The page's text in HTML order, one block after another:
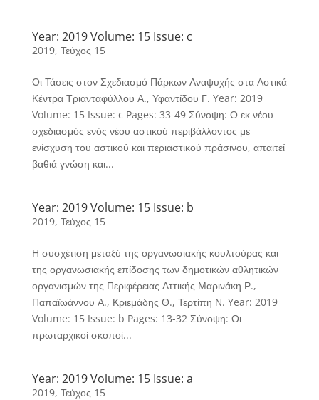
Year: 2019 Volume: 15 Issue: c
2019, Τεύχος 15
Οι Τάσεις στον Σχεδιασμό Πάρκων Αναψυχής στα Αστικά
Κέντρα Τριανταφύλλου Α., Υφαντίδου Γ. Year: 2019
Volume: 15 Issue: c Pages: 33-49 Σύνοψη: Ο εκ νέου
σχεδιασμός ενός νέου αστικού περιβάλλοντος με
ενίσχυση του αστικού και περιαστικού πράσινου, απαιτεί
βαθιά γνώση και...
Year: 2019 Volume: 15 Issue: b
2019, Τεύχος 15
Η συσχέτιση μεταξύ της οργανωσιακής κουλτούρας και
της οργανωσιακής επίδοσης των δημοτικών αθλητικών
οργανισμών της Περιφέρειας Αττικής Μαρινάκη Ρ.,
Παπαϊωάννου Α., Κριεμάδης Θ., Τερτίπη Ν. Year: 2019
Volume: 15 Issue: b Pages: 13-32 Σύνοψη: Οι
πρωταρχικοί σκοποί...
Year: 2019 Volume: 15 Issue: a
2019, Τεύχος 15